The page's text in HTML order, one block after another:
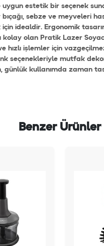
uygun estetik bir seçenek
sebze ve meyveleri
idealdir. Ergonomik
kolay olan Pratik Lazer
hızlı işlemler için
seçenekleriyle mutfak
günlük kullanımda zaman
Benzer Ürünler